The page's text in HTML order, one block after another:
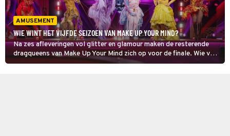
AMUSEMENT
WIE WINT HET VIJFDE SEIZOEN VAN MAKE UP YOUR MIND?
Na zes afleveringen vol glitter en glamour maken de resterende
dragqueens van Make Up Your Mind zich op voor de finale. Wie van
hen gaat er met de hoofdprijs vandoor? En, niet onbelangrijk: